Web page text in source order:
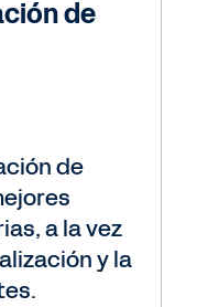
de
de
a la vez
y la